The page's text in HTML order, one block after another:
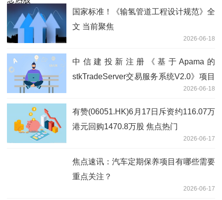
国家标准！《输氢管道工程设计规范》全
文 当前聚焦
2026-06-18
中信建投新注册《基于Apama的
stkTradeServer交易服务系统V2.0》项目
2026-06-18
有赞(06051.HK)6月17日斥资约116.07万
港元回购1470.8万股 焦点热门
2026-06-17
焦点速讯：汽车定期保养项目有哪些需要
重点关注？
2026-06-17